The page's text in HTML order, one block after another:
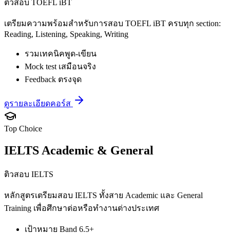
ติวสอบ TOEFL iBT
เตรียมความพร้อมสำหรับการสอบ TOEFL iBT ครบทุก section:
Reading, Listening, Speaking, Writing
รวมเทคนิคพูด-เขียน
Mock test เสมือนจริง
Feedback ตรงจุด
ดูรายละเอียดคอร์ส
Top Choice
IELTS Academic & General
ติวสอบ IELTS
หลักสูตรเตรียมสอบ IELTS ทั้งสาย Academic และ General
Training เพื่อศึกษาต่อหรือทำงานต่างประเทศ
เป้าหมาย Band 6.5+